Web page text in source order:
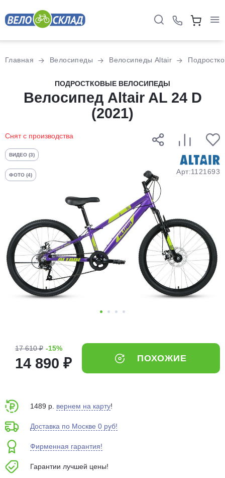
Главная Велосипеды Велосипеды Altair
ПОДРОСТКОВЫЕ ВЕЛОСИПЕДЫ
Велосипед Altair AL 24 D
(2021)
Снят с производства
ВИДЕО (3)
ФОТО (4) Арт:1121693
17 610 ₽ -15%
14 890 ₽ ПОХОЖИЕ
1489 р. вернем на карту!
Доставка по Москве 0 руб!
Фирменная гарантия!
Гарантии лучшей цены!
Разбейте
оплатуна части
без переплат
График платежей
Добавляйте товары
в корзину
Оплачивайте сегодня только
25% картой любого банка
выбранный способом
75% будут
Подробнее